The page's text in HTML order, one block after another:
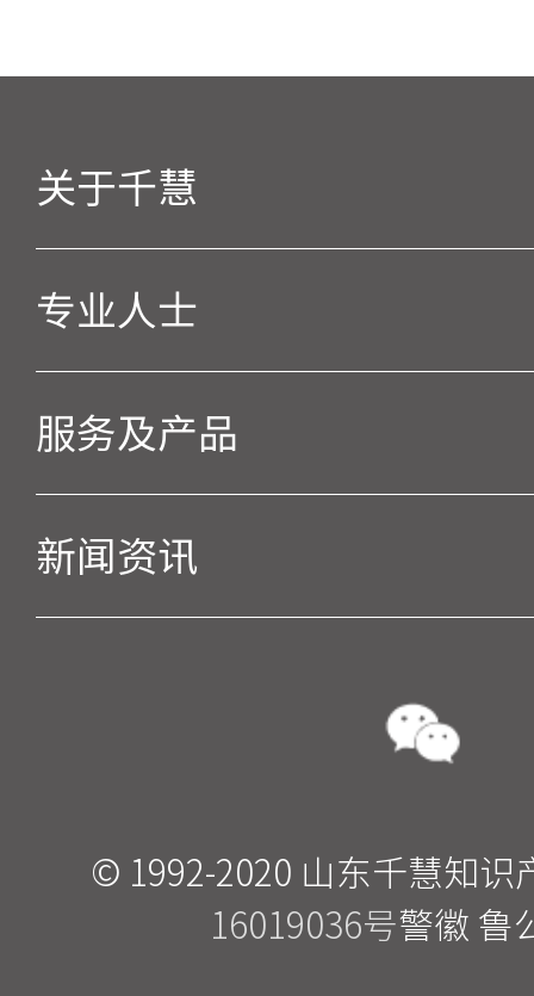
关于千慧
专业人士
服务及产品
新闻资讯
© 1992-2020 山东千慧知
16019036号警徽 鲁